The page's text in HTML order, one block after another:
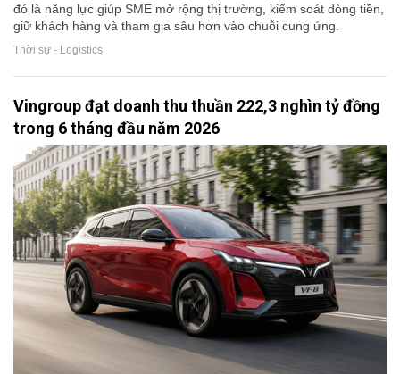
đó là năng lực giúp SME mở rộng thị trường, kiểm soát dòng tiền,
giữ khách hàng và tham gia sâu hơn vào chuỗi cung ứng.
Thời sự - Logistics
Vingroup đạt doanh thu thuần 222,3 nghìn tỷ đồng
trong 6 tháng đầu năm 2026